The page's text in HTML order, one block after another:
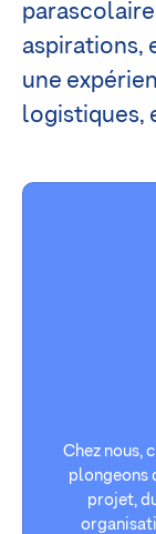
aspirations,
une
logistiques,
Chez nous,
plongeons
projet,